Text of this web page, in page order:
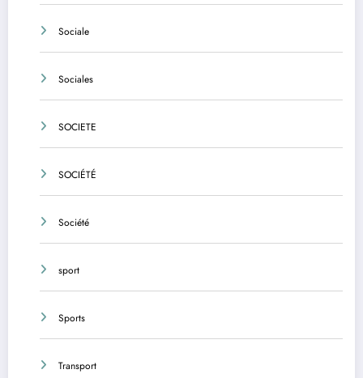
Sociale
Sociales
SOCIETE
SOCIÉTÉ
Société
sport
Sports
Transport